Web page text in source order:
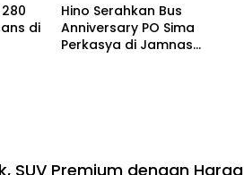
di
Hino Serahkan Bus
Anniversary PO Sima
Perkasya di Jamnas
SUV Premium dengan Harga